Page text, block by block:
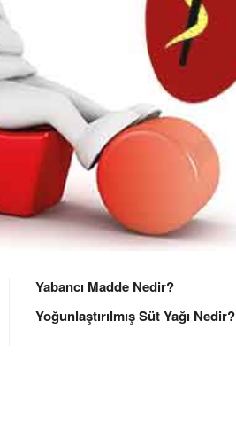
Yabancı Madde Nedir?
Yoğunlaştırılmış Süt Yağı Nedir?